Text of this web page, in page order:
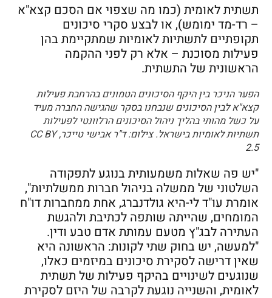
תשתית לאומית (כמו מה שצפוי אם הסכם קצא"א
– רד-מד ימומש), או לבצע סקרי סיכונים
תקופתיים לתשתיות לאומיות שמתקיימת בהן
פעילות מסוכנת – אלא רק לפני ההקמה
הראשונית של התשתית.
הפער הניכר בין היקף הסיכונים הטמונים בהרחבת פעילות
קצא"א לבין הסיכונים שנבחנו בסקר שהגישה החברה מעיד
על כשל מהותי בהליך ניהול הסיכונים הרלוונטי לפעילות
תשתיות לאומיות בישראל. צילום: ד"ר אבישי טייכר, CC BY
2.5
"יש פה שאלות משמעותית בנוגע לתפקודה
השלטוני של ממשלה בניהול חברות ממשלתיות",
אומרת עו"ד לי-היא גולדנברג, אחת ממחברות דו"ח
המומחים, שהייתה שותפה לכתיבת ולהגשת
העתירה לבג"ץ מטעם עמותת אדם טבע ודין.
"למעשה, יש בחוק שתי לקונות: הראשונה היא
שאין דרישה לסקירת סיכונים במיזמים כאלו,
שנוגעים לשינויים בהיקף פעילות של תשתית
לאומית, והשנייה נוגעת לקרבה של היזם לסקירת